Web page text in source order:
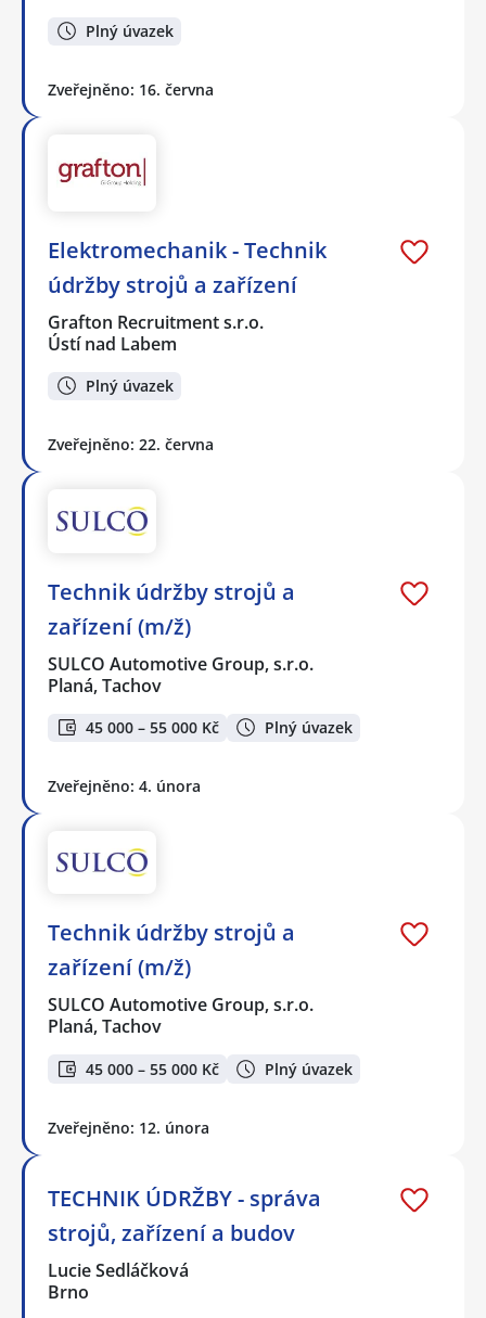
Plný úvazek
Zveřejněno: 16. června
Elektromechanik - Technik
údržby strojů a zařízení
Grafton Recruitment s.r.o.
Ústí nad Labem
Plný úvazek
Zveřejněno: 22. června
Technik údržby strojů a
zařízení (m/ž)
SULCO Automotive Group, s.r.o.
Planá, Tachov
45 000 – 55 000 Kč Plný úvazek
Zveřejněno: 4. února
Technik údržby strojů a
zařízení (m/ž)
SULCO Automotive Group, s.r.o.
Planá, Tachov
45 000 – 55 000 Kč Plný úvazek
Zveřejněno: 12. února
TECHNIK ÚDRŽBY - správa
strojů, zařízení a budov
Lucie Sedláčková
Brno